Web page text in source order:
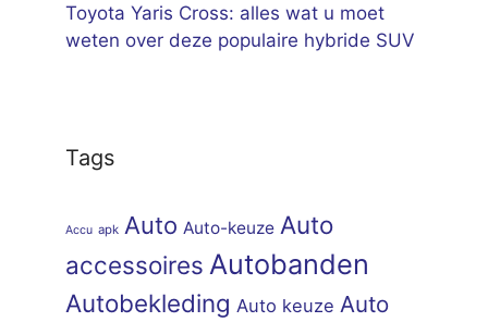
Toyota Yaris Cross: alles wat u moet
weten over deze populaire hybride SUV
Tags
Accu apk Auto Auto-keuze Auto
accessoires Autobanden
Autobekleding Auto keuze Auto